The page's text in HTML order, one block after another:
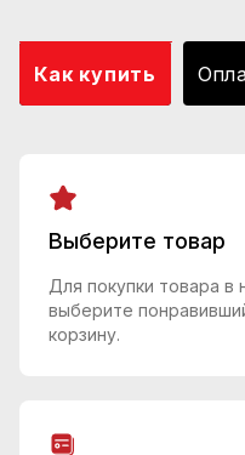
Как купить
Выберите товар
Для покупки товара в
выберите
корзину.